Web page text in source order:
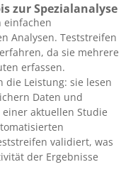
zur Spezialanalyse
einfachen
Analysen. Teststreifen
da sie mehrere
erfassen.
die Leistung: sie lesen
Daten und
aktuellen Studie
validiert, was
der Ergebnisse